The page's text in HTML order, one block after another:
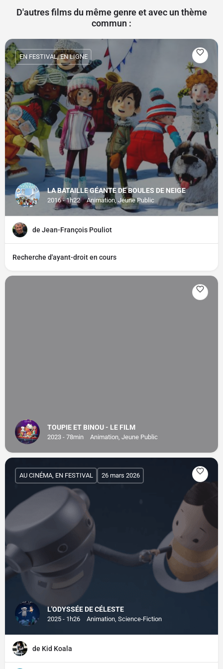
D'autres films du même genre et avec un thème
commun :
LA BATAILLE GÉANTE DE BOULES DE NEIGE
2016 - 1h22 Animation, Jeune Public
EN FESTIVAL, EN LIGNE
de Jean-François Pouliot
Recherche d'ayant-droit en cours
TOUPIE ET BINOU - LE FILM
2023 - 78min Animation, Jeune Public
L'ODYSSÉE DE CÉLESTE
2025 - 1h26 Animation, Science-Fiction
AU CINÉMA, EN FESTIVAL 26 mars 2026
de Kid Koala